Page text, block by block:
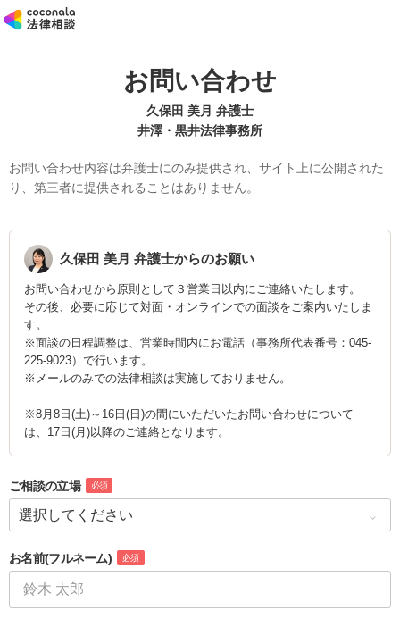
お問い合わせ
久保田 美月 弁護士
井澤・黒井法律事務所
お問い合わせ内容は弁護士にのみ提供され、サイト上に公開された
り、第三者に提供されることはありません。
久保田 美月 弁護士からのお願い
お問い合わせから原則として３営業日以内にご連絡いたします。
その後、必要に応じて対面・オンラインでの面談をご案内いたしま
す。
※面談の日程調整は、営業時間内にお電話（事務所代表番号：045-
225-9023）で行います。
※メールのみでの法律相談は実施しておりません。
※8月8日(土)～16日(日)の間にいただいたお問い合わせについて
は、17日(月)以降のご連絡となります。
ご相談の立場 必須
お名前(フルネーム) 必須